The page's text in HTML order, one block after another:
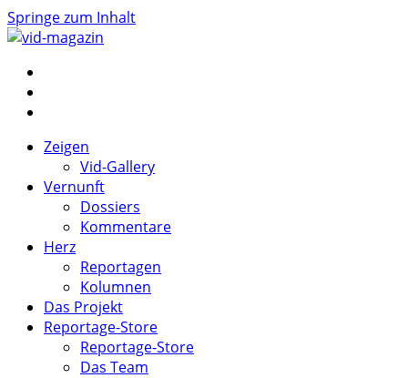
Springe zum Inhalt
vid-magazin
Zeigen Sie Vernunft und Herz
Zeigen
Vid-Gallery
Vernunft
Dossiers
Kommentare
Herz
Reportagen
Kolumnen
Das Projekt
Reportage-Store
Reportage-Store
Das Team